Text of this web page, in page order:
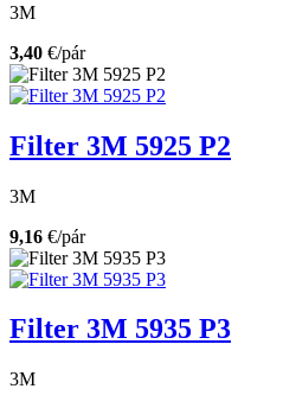
3M
3,40 €/pár
Filter 3M 5925 P2
3M
9,16 €/pár
Filter 3M 5935 P3
3M